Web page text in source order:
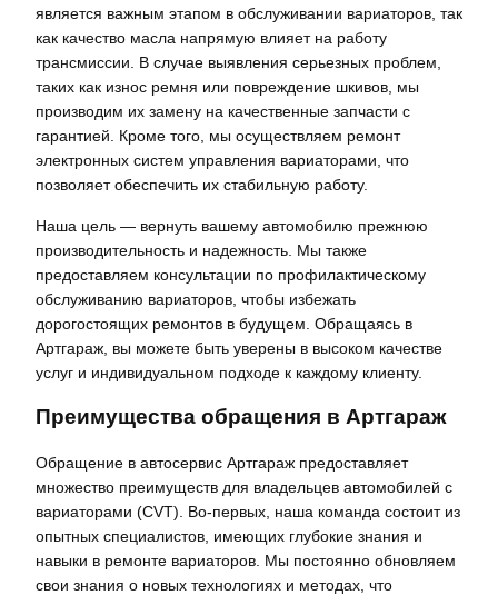
является важным этапом в обслуживании вариаторов, так
как качество масла напрямую влияет на работу
трансмиссии. В случае выявления серьезных проблем,
таких как износ ремня или повреждение шкивов, мы
производим их замену на качественные запчасти с
гарантией. Кроме того, мы осуществляем ремонт
электронных систем управления вариаторами, что
позволяет обеспечить их стабильную работу.
Наша цель — вернуть вашему автомобилю прежнюю
производительность и надежность. Мы также
предоставляем консультации по профилактическому
обслуживанию вариаторов, чтобы избежать
дорогостоящих ремонтов в будущем. Обращаясь в
Артгараж, вы можете быть уверены в высоком качестве
услуг и индивидуальном подходе к каждому клиенту.
Преимущества обращения в Артгараж
Обращение в автосервис Артгараж предоставляет
множество преимуществ для владельцев автомобилей с
вариаторами (CVT). Во-первых, наша команда состоит из
опытных специалистов, имеющих глубокие знания и
навыки в ремонте вариаторов. Мы постоянно обновляем
свои знания о новых технологиях и методах, что